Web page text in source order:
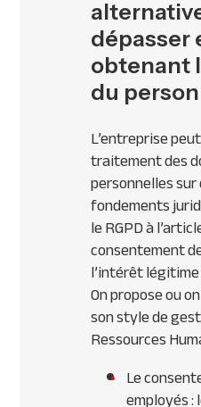
dépasser
obtenant
du
L’entreprise
traitement des
personnelles
fondements
le RGPD à
consentement
l’intérêt légitime
On propose ou
son style de
Ressources
Le
employés :